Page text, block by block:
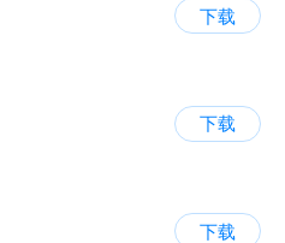
下载
下载
下载